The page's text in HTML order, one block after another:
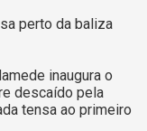
perto da baliza
inaugura o
descaído pela
tensa ao primeiro